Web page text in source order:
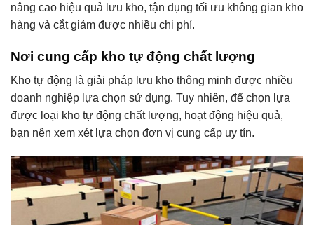
nâng cao hiệu quả lưu kho, tận dụng tối ưu không gian kho
hàng và cắt giảm được nhiều chi phí.
Nơi cung cấp kho tự động chất lượng
Kho tự động là giải pháp lưu kho thông minh được nhiều
doanh nghiệp lựa chọn sử dụng. Tuy nhiên, để chọn lựa
được loại kho tự động chất lượng, hoạt động hiệu quả,
bạn nên xem xét lựa chọn đơn vị cung cấp uy tín.